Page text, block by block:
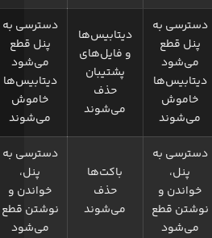
دسترسی به
پنل قطع
می‌شود
دیتابیس‌ها
خاموش
می‌شوند
دیتابیس‌ها
و فایل‌های
پشتیبان
حذف
می‌شوند
دسترسی به
پنل قطع
می‌شود
دیتابیس‌ها
خاموش
می‌شوند
دسترسی به
پنل،
خواندن و
نوشتن قطع
می‌شود
باکت‌ها
حذف
می‌شوند
دسترسی به
پنل،
خواندن و
نوشتن قطع
می‌شود